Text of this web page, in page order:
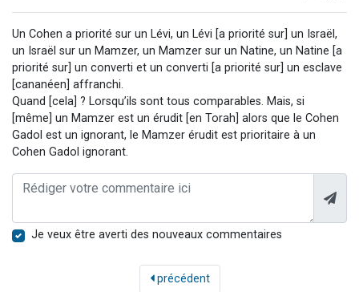
Un Cohen a priorité sur un Lévi, un Lévi [a priorité sur] un Israël,
un Israël sur un Mamzer, un Mamzer sur un Natine, un Natine [a
priorité sur] un converti et un converti [a priorité sur] un esclave
[cananéen] affranchi.
Quand [cela] ? Lorsqu’ils sont tous comparables. Mais, si
[même] un Mamzer est un érudit [en Torah] alors que le Cohen
Gadol est un ignorant, le Mamzer érudit est prioritaire à un
Cohen Gadol ignorant.
Je veux être averti des nouveaux commentaires
précédent